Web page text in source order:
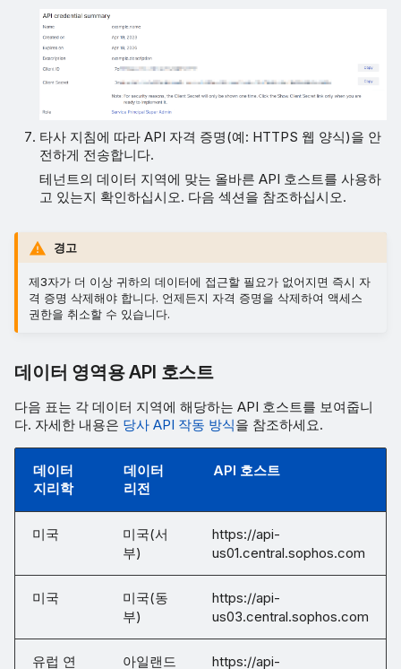
타사 지침에 따라 API 자격 증명(예: HTTPS 웹 양식)을 안
전하게 전송합니다.
테넌트의 데이터 지역에 맞는 올바른 API 호스트를 사용하
고 있는지 확인하십시오. 다음 섹션을 참조하십시오.
경고
제3자가 더 이상 귀하의 데이터에 접근할 필요가 없어지면 즉시 자
격 증명 삭제해야 합니다. 언제든지 자격 증명을 삭제하여 액세스
권한을 취소할 수 있습니다.
데이터 영역용 API 호스트
다음 표는 각 데이터 지역에 해당하는 API 호스트를 보여줍니
다. 자세한 내용은 당사 API 작동 방식을 참조하세요.
데이터
지리학
데이터
리전
API 호스트
미국
미국(서
부)
https://api-
us01.central.sophos.com
미국
미국(동
부)
https://api-
us03.central.sophos.com
유럽 연
아일랜드
https://api-